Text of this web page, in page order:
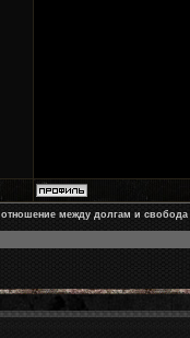
отношение между долгам и свобода